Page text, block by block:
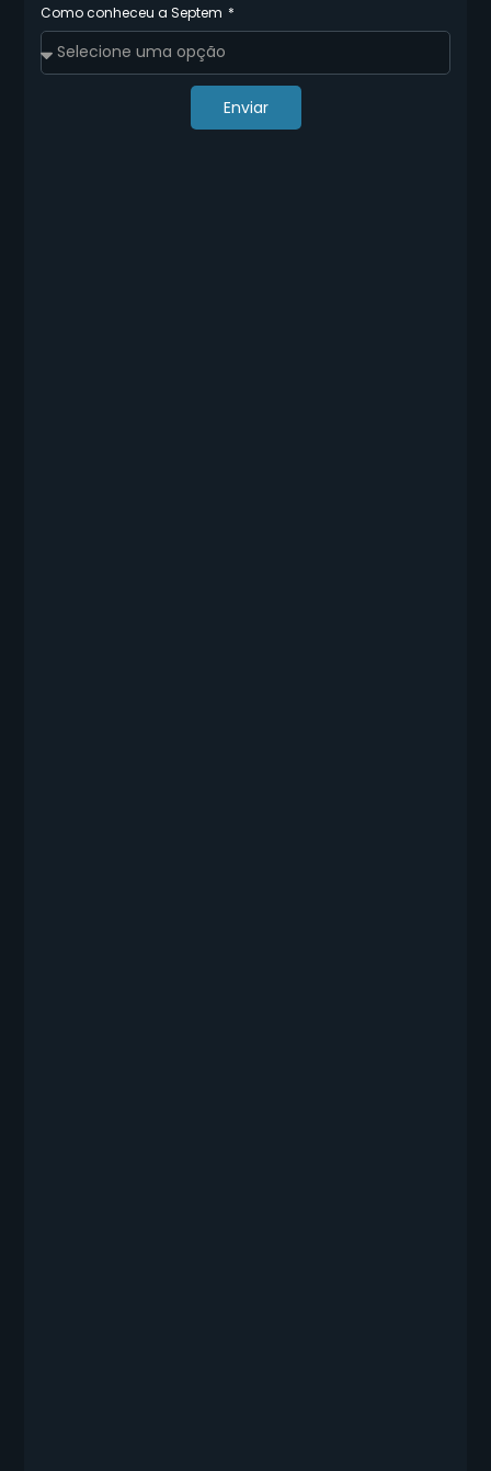
Como conheceu a Septem
Enviar